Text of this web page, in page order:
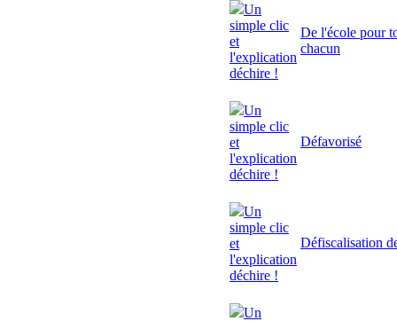
Un
simple clic
et
l'explication
déchire !
De l'école pour
chacun
Un
simple clic
et
l'explication
déchire !
Défavorisé
Un
simple clic
et
l'explication
déchire !
Défiscalisation
Un